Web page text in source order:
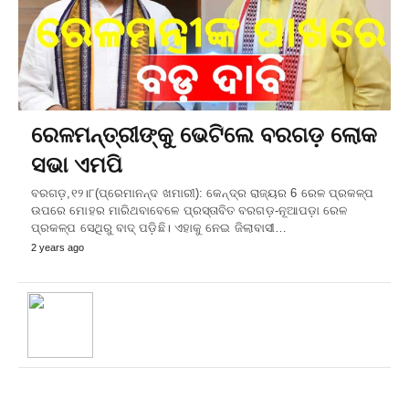
ରେଳମନ୍ତ୍ରୀଙ୍କୁ ଭେଟିଲେ ବରଗଡ଼ ଲୋକ
ସଭା ଏମପି
ବରଗଡ଼,୧୨।୮(ପ୍ରେମାନନ୍ଦ ଖମାରୀ): କେନ୍ଦ୍ର ରାଜ୍ୟର 6 ରେଳ ପ୍ରକଳ୍ପ
ଉପରେ ମୋହର ମାରିଥବାବେଳେ ପ୍ରସ୍ତାବିତ ବରଗଡ଼-ନୂଆପଡ଼ା ରେଳ
ପ୍ରକଳ୍ପ ସେଥିରୁ ବାଦ୍‌ ପଡ଼ିଛି। ଏହାକୁ ନେଇ ଜିଲାବାସୀ…
2 years ago